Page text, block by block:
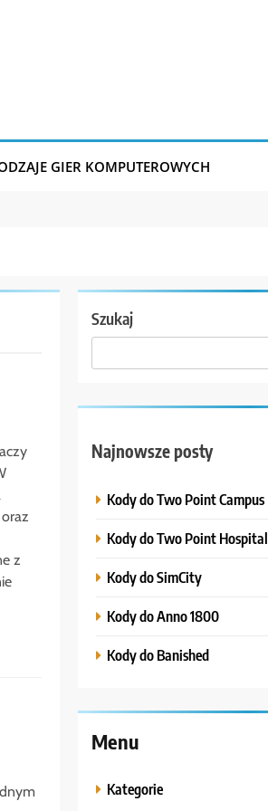
GIER KOMPUTEROWYCH
z
Szukaj
Najnowsze posty
Kody do Two Point Campus
Kody do Two Point Hospital
Kody do SimCity
Kody do Anno 1800
Kody do Banished
Menu
Kategorie